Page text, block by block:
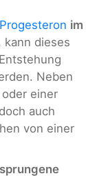
Progesteron im
kann dieses
Neben
einer
auch
von einer